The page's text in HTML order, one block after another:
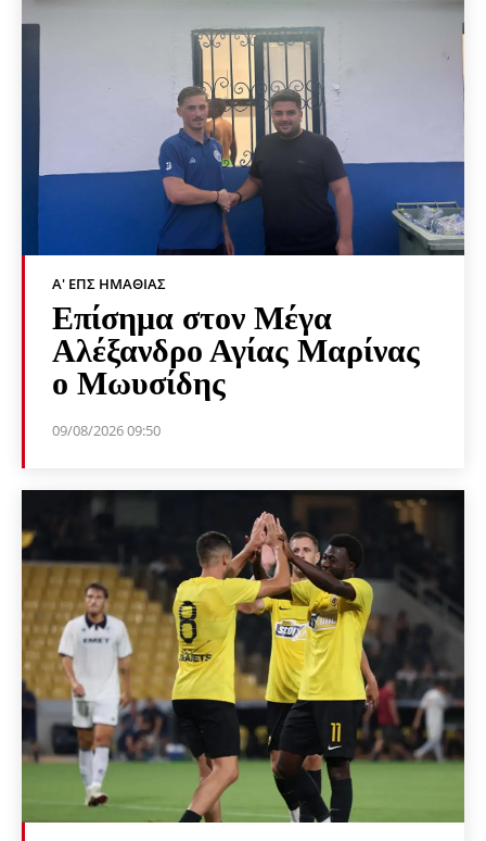
Α' ΕΠΣ ΗΜΑΘΊΑΣ
Επίσημα στον Μέγα
Αλέξανδρο Αγίας Μαρίνας
ο Μωυσίδης
09/08/2026 09:50